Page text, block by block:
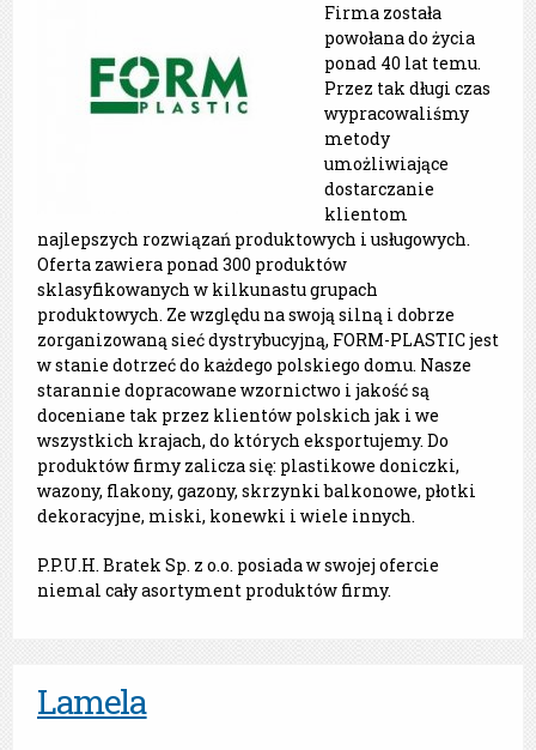
Firma została
powołana do życia
ponad 40 lat temu.
Przez tak długi czas
wypracowaliśmy
metody
umożliwiające
dostarczanie
klientom
najlepszych rozwiązań produktowych i usługowych.
Oferta zawiera ponad 300 produktów
sklasyfikowanych w kilkunastu grupach
produktowych. Ze względu na swoją silną i dobrze
zorganizowaną sieć dystrybucyjną, FORM-PLASTIC jest
w stanie dotrzeć do każdego polskiego domu. Nasze
starannie dopracowane wzornictwo i jakość są
doceniane tak przez klientów polskich jak i we
wszystkich krajach, do których eksportujemy. Do
produktów firmy zalicza się: plastikowe doniczki,
wazony, flakony, gazony, skrzynki balkonowe, płotki
dekoracyjne, miski, konewki i wiele innych.
P.P.U.H. Bratek Sp. z o.o. posiada w swojej ofercie
niemal cały asortyment produktów firmy.
Lamela